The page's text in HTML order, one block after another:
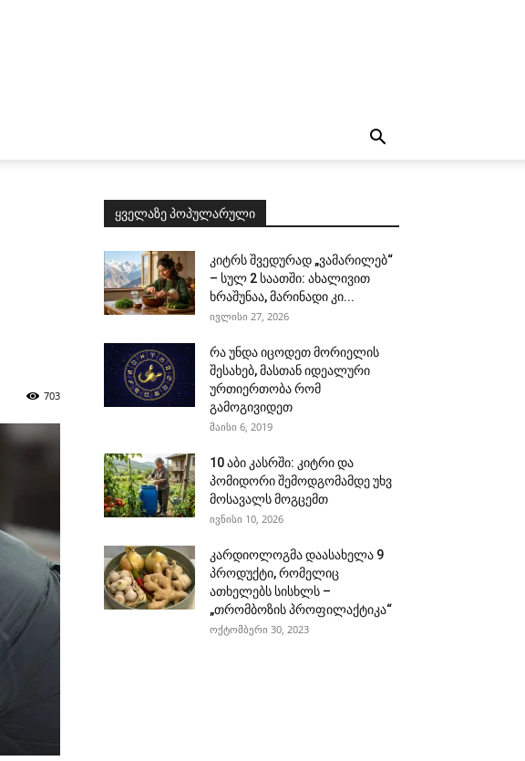
703
ყველაზე პოპულარული
კიტრს შვედურად „ვამარილებ“
– სულ 2 საათში: ახალივით
ხრაშუნაა, მარინადი კი...
ივლისი 27, 2026
რა უნდა იცოდეთ მორიელის
შესახებ, მასთან იდეალური
ურთიერთობა რომ
გამოგივიდეთ
მაისი 6, 2019
10 აბი კასრში: კიტრი და
პომიდორი შემოდგომამდე უხვ
მოსავალს მოგცემთ
ივნისი 10, 2026
კარდიოლოგმა დაასახელა 9
პროდუქტი, რომელიც
ათხელებს სისხლს –
„თრომბოზის პროფილაქტიკა“
ოქტომბერი 30, 2023